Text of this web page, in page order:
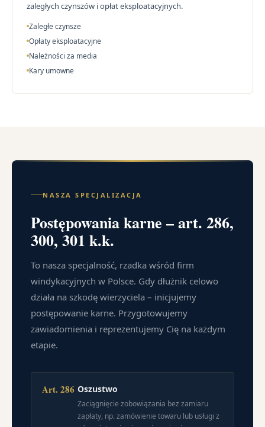
zaległych czynszów i opłat eksploatacyjnych.
Zaległe czynsze
Opłaty eksploatacyjne
Należności za media
Kary umowne
NASZA SPECJALIZACJA
Postępowania karne – art. 286,
300, 301 k.k.
To nasza specjalność, rzadka wśród firm
windykacyjnych w Polsce. Gdy dłużnik celowo
działa na szkodę wierzyciela – inicjujemy
postępowanie karne. Przygotowujemy
zawiadomienia i reprezentujemy Cię na każdym
etapie.
Art. 286 Oszustwo
Zaciągnięcie zobowiązania bez zamiaru
zapłaty, np. zamówienie towaru lub usługi z